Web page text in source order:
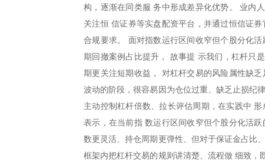
构，逐渐在同类服 务中形成差异化优势。 业内
关注恒 信证券等实盘配资平台，并通过恒信证
合规要求。 面对指数运行区间收窄但个股分化
期回撤案例占比提升， 故事提 示我们，杠杆只
期更关注短期收益， 对杠杆交易的风险属性缺
波动的阶段，很容易因为仓位过重、缺乏止损纪
主动控制杠杆倍数、拉长评估周期，在实践中
表示，在当前指 数运行区间收窄但个股分化活
数更灵活、持仓周期更弹性、但对于保证金占比
框架内把杠杆交易的规则讲清楚、流程做 细致